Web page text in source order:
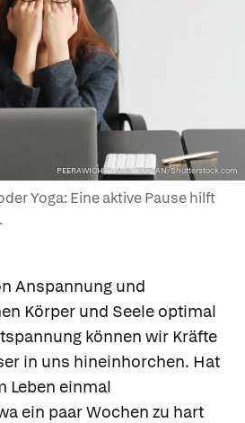
PEERAWICH PHAISITSAWAN/Shutterstock.com
Yoga: Eine aktive Pause hilft
Anspannung und
Körper und Seele optimal
können wir Kräfte
in uns hineinhorchen. Hat
Leben einmal
ein paar Wochen zu hart